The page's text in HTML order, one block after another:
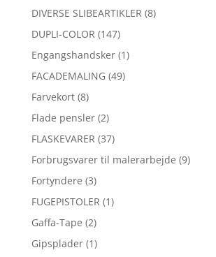
DIVERSE SLIBEARTIKLER (8)
DUPLI-COLOR (147)
Engangshandsker (1)
FACADEMALING (49)
Farvekort (8)
Flade pensler (2)
FLASKEVARER (37)
Forbrugsvarer til malerarbejde (9)
Fortyndere (3)
FUGEPISTOLER (1)
Gaffa-Tape (2)
Gipsplader (1)